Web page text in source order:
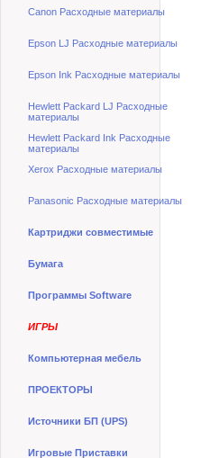
Canon Расходные материалы
Epson LJ Расходные материалы
Epson Ink Расходные материалы
Hewlett Packard LJ Расходные
материалы
Hewlett Packard Ink Расходные
материалы
Xerox Расходные материалы
Panasonic Расходные материалы
Картриджи совместимые
Бумага
Программы Software
ИГРЫ
Компьютерная мебель
ПРОЕКТОРЫ
Источники БП (UPS)
Игровые Приставки